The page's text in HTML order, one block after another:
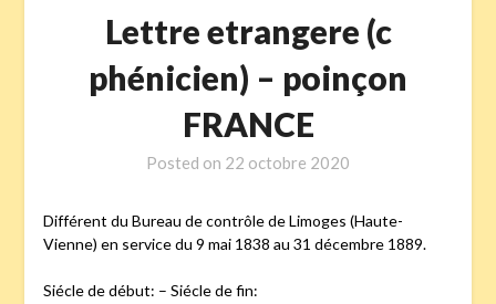
Lettre etrangere (c
phénicien) – poinçon
FRANCE
Posted on 22 octobre 2020
Différent du Bureau de contrôle de Limoges (Haute-
Vienne) en service du 9 mai 1838 au 31 décembre 1889.
Siécle de début: – Siécle de fin: